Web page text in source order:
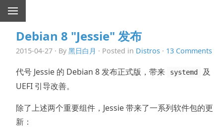
Debian 8 "Jessie" 发布
2015-04-27 · By 黑日白月 · Posted in Distros · 13 Comments
代号 Jessie 的 Debian 8 发布正式版，带来 systemd
及
UEFI 引导改善。
除了上述两个重要组件，Jessie 带来了一系列软件包的更
新：